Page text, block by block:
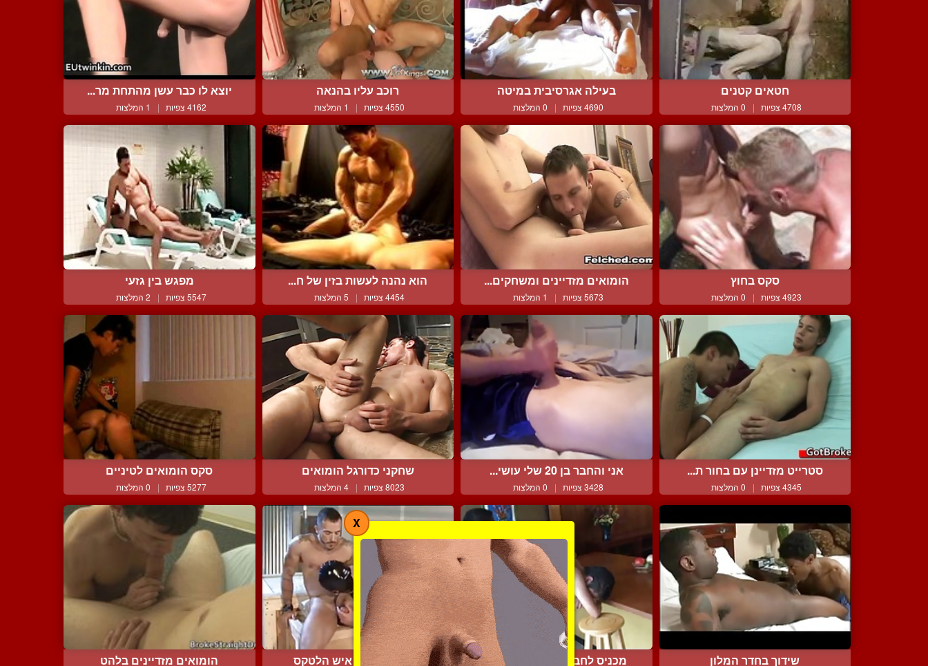
חטאים קטנים
4708 צפיות | 0 המלצות
בעילה אגרסיבית במיטה
4690 צפיות | 0 המלצות
רוכב עליו בהנאה
4550 צפיות | 1 המלצות
יוצא לו כבר עשן מהתחת מר...
4162 צפיות | 1 המלצות
סקס בחוץ
4923 צפיות | 0 המלצות
הומואים מזדיינים ומשחקים...
5673 צפיות | 1 המלצות
הוא נהנה לעשות בזין של ח...
4454 צפיות | 5 המלצות
מפגש בין גזעי
5547 צפיות | 2 המלצות
סטרייט מזדיינן עם בחור ת...
4345 צפיות | 0 המלצות
אני והחבר בן 20 שלי עושי...
3428 צפיות | 0 המלצות
שחקני כדורגל הומואים
8023 צפיות | 4 המלצות
סקס הומואים לטיניים
5277 צפיות | 0 המלצות
שידוך בחדר המלון מכניס לחברו הלטיני משהו ... הדייט שלי עם איש הלטקס הומואים מזדיינים בלהט
X